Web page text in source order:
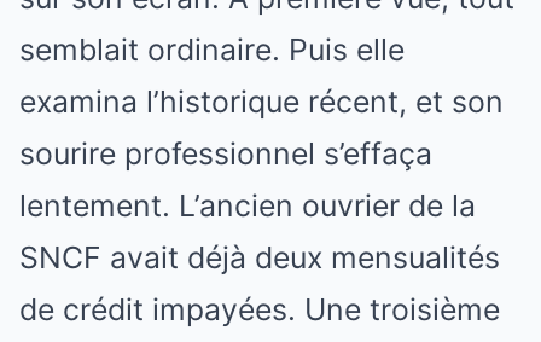
semblait ordinaire. Puis elle
examina l’historique récent, et son
sourire professionnel s’effaça
lentement. L’ancien ouvrier de la
SNCF avait déjà deux mensualités
de crédit impayées. Une troisième